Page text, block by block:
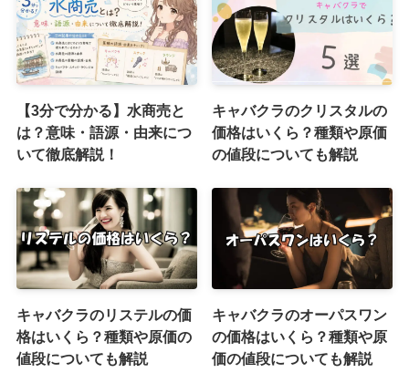
【3分で分かる】水商売と
は？意味・語源・由来につ
いて徹底解説！
キャバクラのクリスタルの
価格はいくら？種類や原価
の値段についても解説
キャバクラのリステルの価
格はいくら？種類や原価の
値段についても解説
キャバクラのオーパスワン
の価格はいくら？種類や原
価の値段についても解説